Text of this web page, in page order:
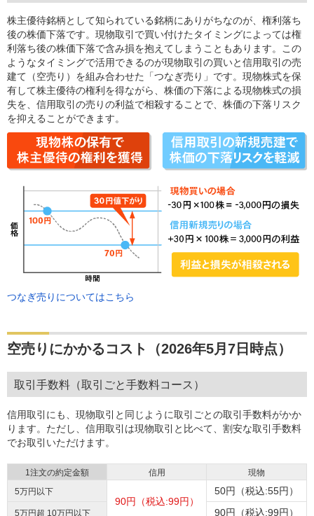
株主優待銘柄として知られている銘柄にありがちなのが、権利落ち
後の株価下落です。現物取引で買い付けたタイミングによっては権
利落ち後の株価下落で含み損を抱えてしまうこともあります。この
ようなタイミングで活用できるのが現物取引の買いと信用取引の売
建て（空売り）を組み合わせた「つなぎ売り」です。現物株式を保
有して株主優待の権利を得ながら、株価の下落による現物株式の損
失を、信用取引の売りの利益で相殺することで、株価の下落リスク
を抑えることができます。
つなぎ売りについてはこちら
空売りにかかるコスト（2026年5月7日時点）
取引手数料（取引ごと手数料コース）
信用取引にも、現物取引と同じように取引ごとの取引手数料がかか
ります。ただし、信用取引は現物取引と比べて、割安な取引手数料
でお取引いただけます。
1注文の約定金額 信用
現物
5万円以下
90円（税込:99円）
50円（税込:55円）
5万円超 10万円以下 90円（税込:99円）